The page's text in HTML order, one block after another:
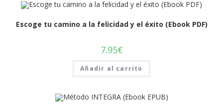
Escoge tu camino a la felicidad y el éxito (Ebook PDF)
7.95€
Añadir al carrito